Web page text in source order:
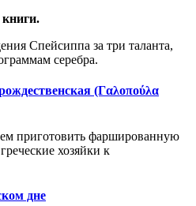
Спейсиппа за три таланта,
серебра.
(Γαλοπούλα
приготовить фаршированную
хозяйки к
дне